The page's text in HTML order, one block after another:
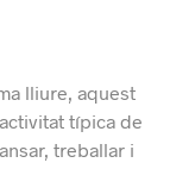
lliure, aquest
típica de
treballar i